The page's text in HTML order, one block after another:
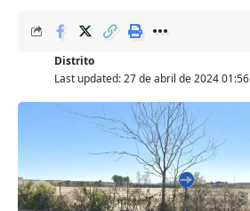
Last updated: 27 de abril de 2024 01:56
Distrito